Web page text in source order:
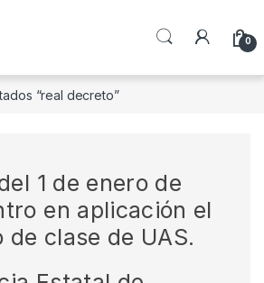
0
“real decreto”
1 de enero de
en aplicación el
de clase de UAS.